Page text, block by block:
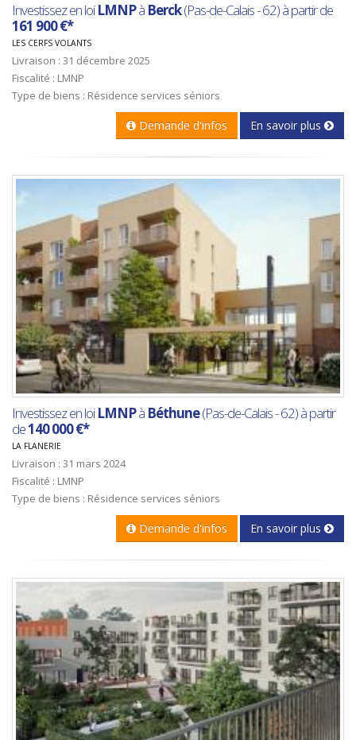
Investissez en loiLMNPà Berck(Pas-de-Calais - 62) à partir de
161 900 €*
LES CERFS VOLANTS
Livraison : 31 décembre 2025
Fiscalité : LMNP
Type de biens : Résidence services séniors
Demande d'infos En savoir plus
Investissez en loiLMNPà Béthune(Pas-de-Calais - 62) à partir
de140 000 €*
LA FLANERIE
Livraison : 31 mars 2024
Fiscalité : LMNP
Type de biens : Résidence services séniors
Demande d'infos En savoir plus